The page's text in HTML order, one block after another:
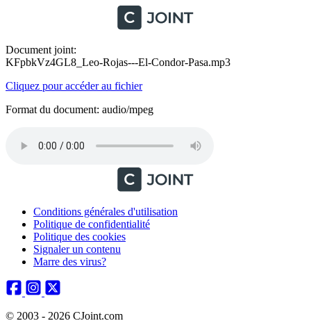
Document joint:
KFpbkVz4GL8_Leo-Rojas---El-Condor-Pasa.mp3
Cliquez pour accéder au fichier
Format du document: audio/mpeg
Conditions générales d'utilisation
Politique de confidentialité
Politique des cookies
Signaler un contenu
Marre des virus?
© 2003 - 2026 CJoint.com